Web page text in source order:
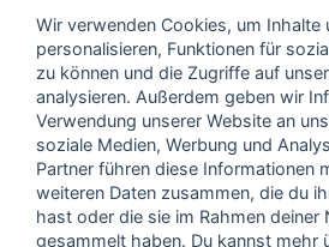
Ich stimme der Verarbeitung meiner
Einwilligungserklärungder
beschrieben, zu und bestätige, dass
vollendet habe. Ich kann diese
Wirkung für die Zukunft widerrufen.
Wir verwenden Cookies, um Inhalte
personalisieren, Funktionen für
zu können und die Zugriffe auf
analysieren. Außerdem geben wir
Verwendung unserer Website an
soziale Medien, Werbung und
Partner führen diese Informationen
weiteren Daten zusammen, die du
hast oder die sie im Rahmen deiner
gesammelt haben. Du kannst mehr